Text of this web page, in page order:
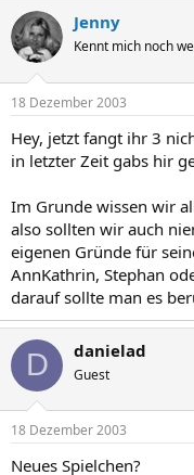
Jenny
Kennt mich noch
18 Dezember 2003
Hey, jetzt fangt ihr 3
in letzter Zeit gabs hir
Im Grunde wissen wir
also sollten wir auch
eigenen Gründe für
AnnKathrin, Stephan
darauf sollte man es
D danielad
Guest
18 Dezember 2003
Neues Spielchen?